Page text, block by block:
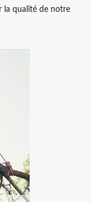
la qualité de notre